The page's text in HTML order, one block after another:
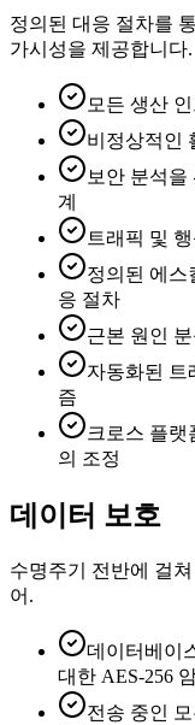
정의된 대응 절차를
가시성을 제공합니다.
모든 생산
비정상적인
보안 분석
계
트래픽 및
정의된 에스
응 절차
근본 원인
자동화된 트
즘
크로스 플랫
의 조정
데이터 보호
수명주기 전반에 걸
어.
데이터베이
대한 AES-256
전송 중인